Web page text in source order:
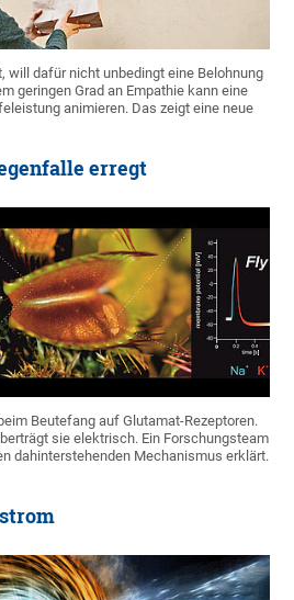
will dafür nicht unbedingt eine Belohnung
geringen Grad an Empathie kann eine
animieren. Das zeigt eine neue
erregt
Beutefang auf Glutamat-Rezeptoren.
sie elektrisch. Ein Forschungsteam
dahinterstehenden Mechanismus erklärt.